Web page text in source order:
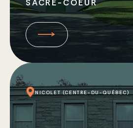
SACRÉ-COEUR
NICOLET (CENTRE-DU-QUÉBEC)